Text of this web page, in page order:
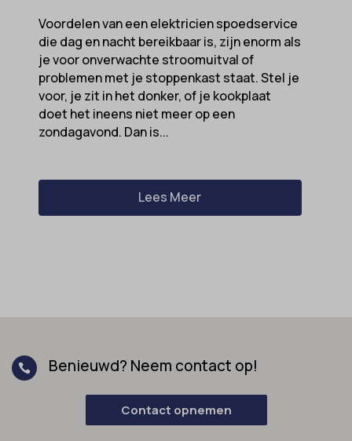
Voordelen van een elektricien spoedservice
die dag en nacht bereikbaar is, zijn enorm als
je voor onverwachte stroomuitval of
problemen met je stoppenkast staat. Stel je
voor, je zit in het donker, of je kookplaat
doet het ineens niet meer op een
zondagavond. Dan is...
Lees Meer
 Benieuwd? Neem contact op!
Contact opnemen